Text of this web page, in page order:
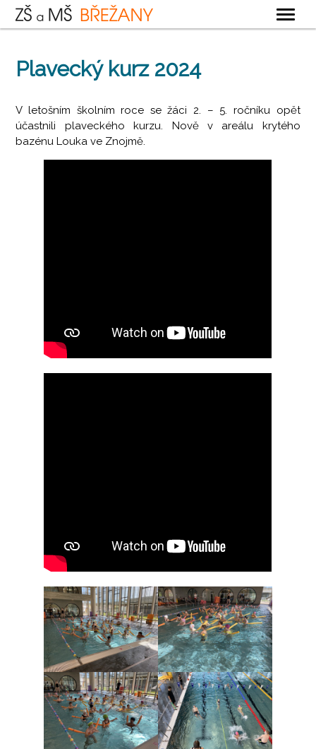
ZÁKLADNÍ ŠKOLA
ŠKOLNÍ DRUŽINA
Plavecký kurz 2024
V letošním školním roce se žáci 2. – 5. ročníku opět
účastnili plaveckého kurzu. Nově v areálu krytého
bazénu Louka ve Znojmě.